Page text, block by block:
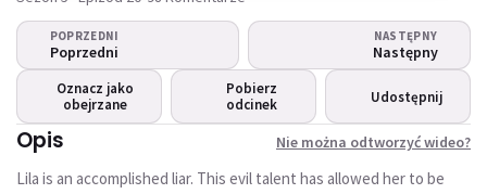
Nie można odtworzyć
wideo?
Ten film nie jest obecnie dostępny
POPRZEDNI
Poprzedni
NASTĘPNY
Następny
Oznacz jako
obejrzane
Pobierz
odcinek
Udostępnij
Opis Nie można odtworzyć wideo?
Lila is an accomplished liar. This evil talent has allowed her to be